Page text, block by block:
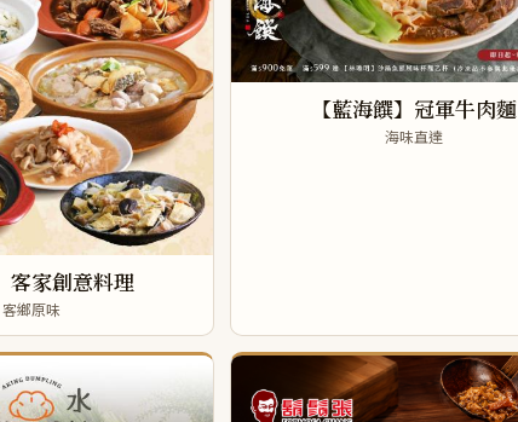
客家創意料理
客鄉原味
【藍海饌】冠軍牛肉麵
海味直達